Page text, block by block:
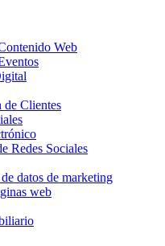
Web
de Clientes
Redes Sociales
datos de marketing
web